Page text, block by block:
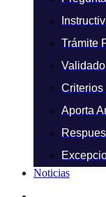
Trámite
Criterios
Aporta
Noticias